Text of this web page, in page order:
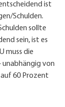
ist
Schulden.
sollte
sein, ist es
muss die
unabhängig von
60 Prozent